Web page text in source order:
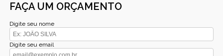
FAÇA UM ORÇAMENTO
Digite seu nome
Digite seu email